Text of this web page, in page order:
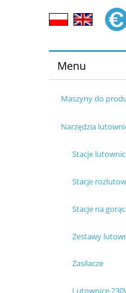
Menu
Maszyny do
Narzędzia
Stacje
Stacje
Stacje na
Zestawy
Zasilacze
Lutownice